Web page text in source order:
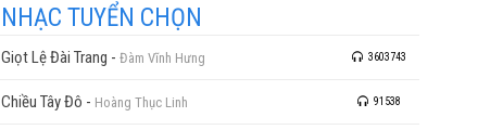
NHẠC TUYỂN CHỌN
Giọt Lệ Đài Trang - Đàm Vĩnh Hưng 3603743
Chiều Tây Đô - Hoàng Thục Linh 91538